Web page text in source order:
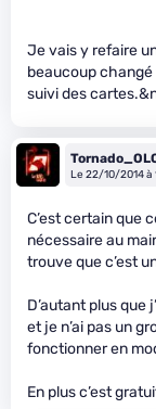
Je vais y refaire
beaucoup
suivi des
Le 22/10/2014 à
C’est certain que
nécessaire au
trouve que c’est
D’autant plus que
et je n’ai pas un
fonctionner en
En plus c’est